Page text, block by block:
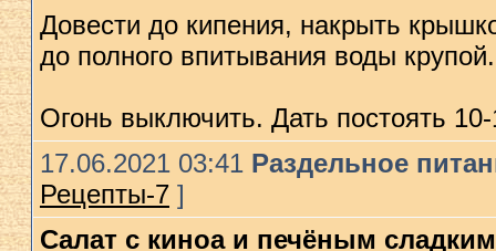
Довести до кипения, накрыть
до полного впитывания воды крупой.
Огонь выключить. Дать постоять
17.06.2021 03:41 Раздельное
Рецепты-7]
Салат с киноа и печёным